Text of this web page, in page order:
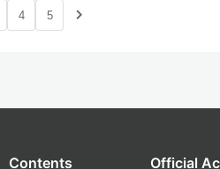
4 5 navigate_next
Contents Official